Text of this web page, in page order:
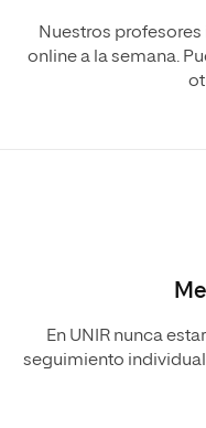
Nuestros
online a la semana.
En UNIR nunca
seguimiento